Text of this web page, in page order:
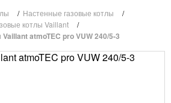
/ Настенные газовые котлы
/
котлы Vaillant
/
atmoTEC pro VUW 240/5-3